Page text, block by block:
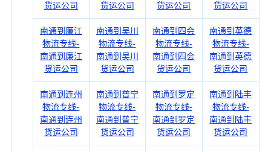
货运公司
货运公司
货运公司
货运公司
南通到廉江
物流专线-
南通到廉江
货运公司
南通到吴川
物流专线-
南通到吴川
货运公司
南通到四会
物流专线-
南通到四会
货运公司
南通到英德
物流专线-
南通到英德
货运公司
南通到连州
物流专线-
南通到连州
货运公司
南通到普宁
物流专线-
南通到普宁
货运公司
南通到罗定
物流专线-
南通到罗定
货运公司
南通到陆丰
物流专线-
南通到陆丰
货运公司